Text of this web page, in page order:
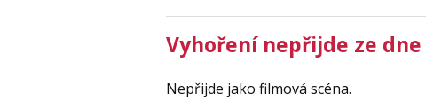
Vyhoření nepřijde ze
Nepřijde jako filmová scéna.